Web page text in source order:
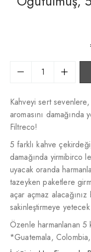
Kahveyi sert
aromasını
Filtreco!
5 farklı kahve
damağında yirmibirco
uyacak oranda
tazeyken paketlere
açar açmaz
sakinleştirmeye
Özenle harmanlanan 5
*Guatemala,